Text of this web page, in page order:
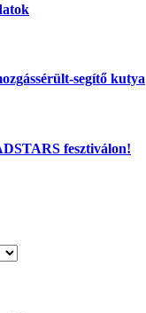
segítő kutya
fesztiválon!